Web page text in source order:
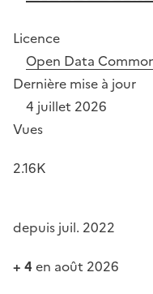
Licence
Open Data
Dernière mise à jour
4 juillet 2026
Vues
2.16K
depuis juil. 2022
+ 4 en août 2026